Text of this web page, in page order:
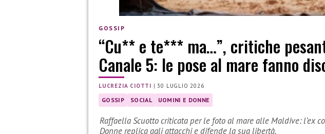
GOSSIP
“Cu** e te*** ma…”, critiche
Canale 5: le pose al mare fanno
LUCREZIA CIOTTI |30 LUGLIO 2026
GOSSIP SOCIAL UOMINI E DONNE
Raffaella Scuotto criticata per le foto al mare alle Maldive: l’ex
Donne replica agli attacchi e difende la sua libertà.